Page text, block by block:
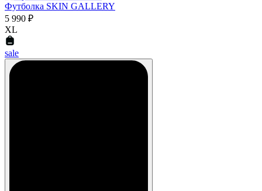
Футболка SKIN GALLERY
5 990 ₽
XL
sale